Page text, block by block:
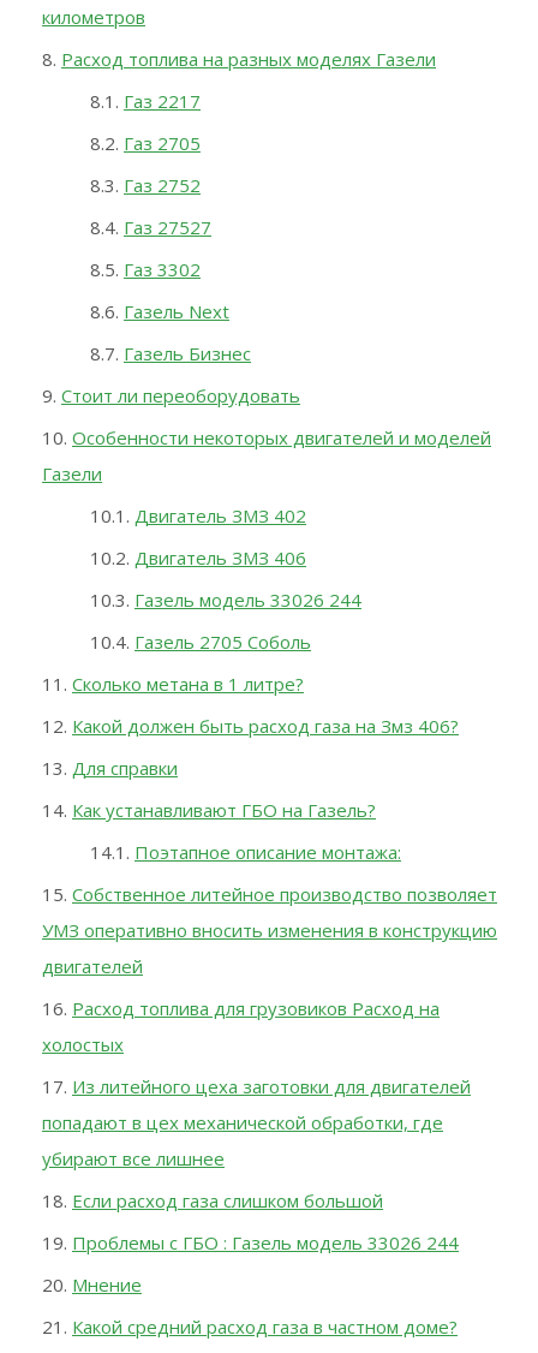
километров
Расход топлива на разных моделях Газели
Газ 2217
Газ 2705
Газ 2752
Газ 27527
Газ 3302
Газель Next
Газель Бизнес
Стоит ли переоборудовать
Особенности некоторых двигателей и моделей
Газели
Двигатель ЗМЗ 402
Двигатель ЗМЗ 406
Газель модель 33026 244
Газель 2705 Соболь
Сколько метана в 1 литре?
Какой должен быть расход газа на Змз 406?
Для справки
Как устанавливают ГБО на Газель?
Поэтапное описание монтажа:
Собственное литейное производство позволяет
УМЗ оперативно вносить изменения в конструкцию
двигателей
Расход топлива для грузовиков Расход на
холостых
Из литейного цеха заготовки для двигателей
попадают в цех механической обработки, где
убирают все лишнее
Если расход газа слишком большой
Проблемы с ГБО : Газель модель 33026 244
Мнение
Какой средний расход газа в частном доме?